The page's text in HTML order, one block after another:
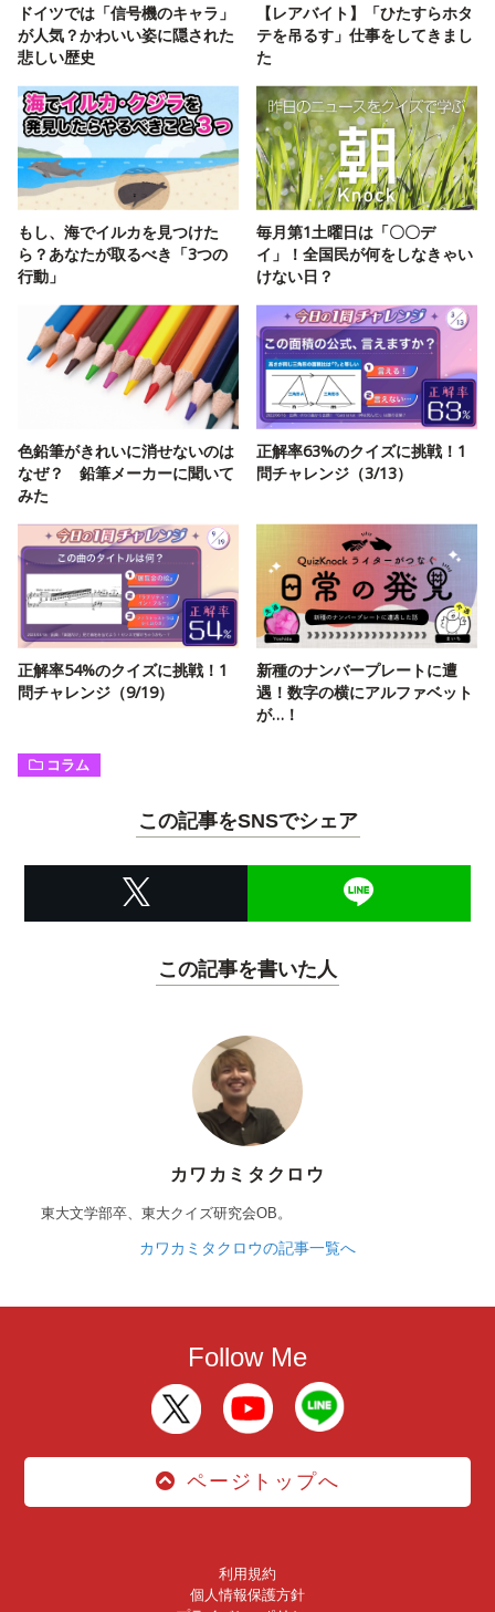
ドイツでは「信号機のキャラ」
が人気？かわいい姿に隠された
悲しい歴史
【レアバイト】「ひたすらホタ
テを吊るす」仕事をしてきまし
た
もし、海でイルカを見つけた
ら？あなたが取るべき「3つの
行動」
毎月第1土曜日は「〇〇デ
イ」！全国民が何をしなきゃい
けない日？
色鉛筆がきれいに消せないのは
なぜ？ 鉛筆メーカーに聞いて
みた
正解率63%のクイズに挑戦！1
問チャレンジ（3/13）
正解率54%のクイズに挑戦！1
問チャレンジ（9/19）
新種のナンバープレートに遭
遇！数字の横にアルファベット
が…！
コラム
この記事をSNSでシェア
この記事を書いた人
カワカミタクロウ
東大文学部卒、東大クイズ研究会OB。
カワカミタクロウの記事一覧へ
Follow Me
ページトップへ
利用規約
個人情報保護方針